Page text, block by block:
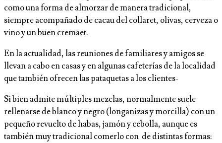
como una forma de almorzar de manera tradicional,
siempre acompañado de cacau del collaret, olivas, cerveza o
vino y un buen cremaet.
En la actualidad, las reuniones de familiares y amigos se
llevan a cabo en casas y en algunas cafeterías de la localidad
que también ofrecen las pataquetas a los clientes-
Si bien admite múltiples mezclas, normalmente suele
rellenarse de blanco y negro (longanizas y morcilla) con un
pequeño revuelto de habas, jamón y cebolla, aunque es
también muy tradicional comerlo con de distintas formas: